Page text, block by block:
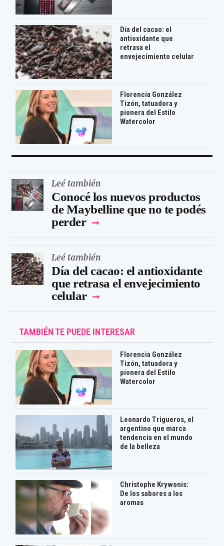
Día del cacao: el
antioxidante que
retrasa el
envejecimiento celular
Florencia González
Tizón, tatuadora y
pionera del Estilo
Watercolor
Leé también
Conocé los nuevos productos
de Maybelline que no te podés
perder
Leé también
Día del cacao: el antioxidante
que retrasa el envejecimiento
celular
TAMBIÉN TE PUEDE INTERESAR
Florencia González
Tizón, tatuadora y
pionera del Estilo
Watercolor
Leonardo Trigueros, el
argentino que marca
tendencia en el mundo
de la belleza
Christophe Krywonis:
De los sabores a los
aromas